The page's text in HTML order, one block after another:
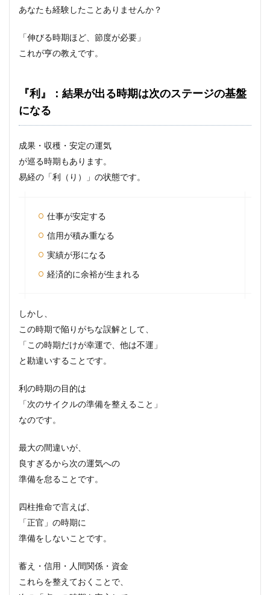
あなたも経験したことありませんか？
「伸びる時期ほど、節度が必要」
これが亨の教えです。
『利』：結果が出る時期は次のステージの基盤
になる
成果・収穫・安定の運気
が巡る時期もあります。
易経の「利（り）」の状態です。
仕事が安定する
信用が積み重なる
実績が形になる
経済的に余裕が生まれる
しかし、
この時期で陥りがちな誤解として、
「この時期だけが幸運で、他は不運」
と勘違いすることです。
利の時期の目的は
「次のサイクルの準備を整えること」
なのです。
最大の間違いが、
良すぎるから次の運気への
準備を怠ることです。
四柱推命で言えば、
「正官」の時期に
準備をしないことです。
蓄え・信用・人間関係・資金
これらを整えておくことで、